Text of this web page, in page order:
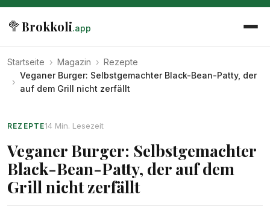
🥦Brokkoli.app
Startseite › Magazin › Rezepte
›
Veganer Burger: Selbstgemachter Black-Bean-Patty, der
auf dem Grill nicht zerfällt
REZEPTE14 Min. Lesezeit
Veganer Burger: Selbstgemachter
Black-Bean-Patty, der auf dem
Grill nicht zerfällt